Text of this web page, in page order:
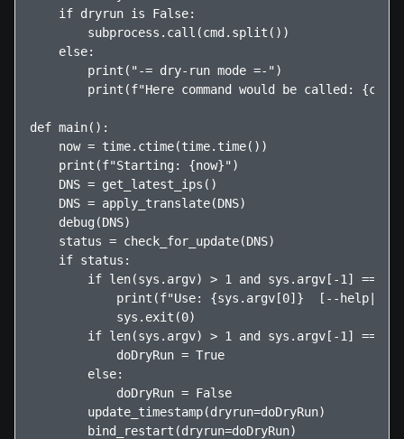
    if dryrun is False:
        subprocess.call(cmd.split())
    else:
        print("-= dry-run mode =-")
print(f"Here command would be called:
def main():
    now = time.ctime(time.time())
    print(f"Starting: {now}")
    DNS = get_latest_ips()
    DNS = apply_translate(DNS)
    debug(DNS)
    status = check_for_update(DNS)
    if status:
if len(sys.argv) > 1 and sys.argv[-1] ==
print(f"Use: {sys.argv[0]}  [--help|--
            sys.exit(0)
if len(sys.argv) > 1 and sys.argv[-1] ==
            doDryRun = True
        else:
            doDryRun = False
        update_timestamp(dryrun=doDryRun)
        bind_restart(dryrun=doDryRun)